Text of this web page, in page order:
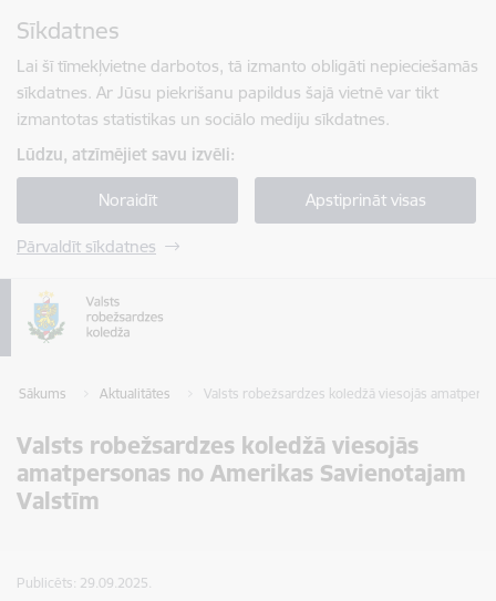
Sīkdatnes
Lai šī tīmekļvietne darbotos, tā izmanto obligāti nepieciešamās
sīkdatnes. Ar Jūsu piekrišanu papildus šajā vietnē var tikt
izmantotas statistikas un sociālo mediju sīkdatnes.
Lūdzu, atzīmējiet savu izvēli:
Noraidīt Apstiprināt visas
Pārvaldīt sīkdatnes
Sākums Aktualitātes Valsts robežsardzes koledžā viesojās
Valsts robežsardzes koledžā viesojās
amatpersonas no Amerikas Savienotajam
Valstīm
Publicēts: 29.09.2025.